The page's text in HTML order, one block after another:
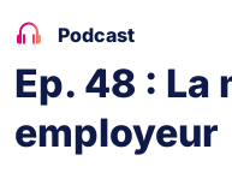
Podcast
Ep. 48 : La
employeur